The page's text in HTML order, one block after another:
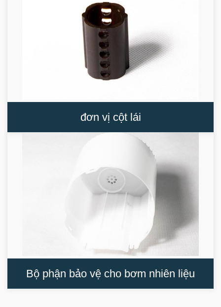
đơn vị cột lái
Bộ phận bảo vệ cho bơm nhiên liệu